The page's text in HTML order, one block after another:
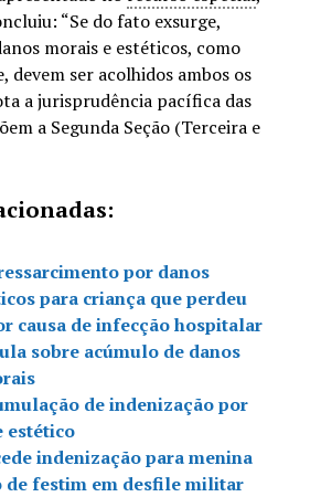
“Se do fato exsurge,
morais e estéticos, como
devem ser acolhidos ambos os
a jurisprudência pacífica das
a Segunda Seção (Terceira e
por danos
para criança que perdeu
causa de infecção hospitalar
sobre acúmulo de danos
de indenização por
estético
indenização para menina
festim em desfile militar